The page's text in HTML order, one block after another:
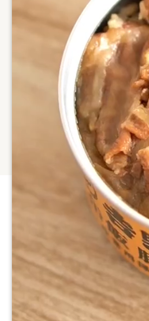
高機能玄米「金のいぶき
れる初の「ご飯缶詰」と
く、白米と比べ食物繊維
としても最適です。